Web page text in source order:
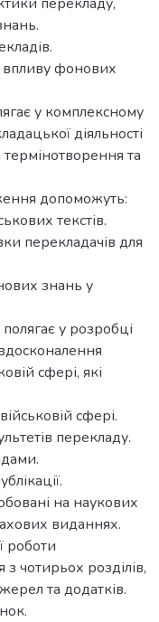
впливу фонових
у комплексному
діяльності
та
допоможуть:
текстів.
перекладачів для
знань у
у розробці
сфері, які
сфері.
перекладу.
на наукових
виданнях.
роботи
з чотирьох розділів,
та додатків.